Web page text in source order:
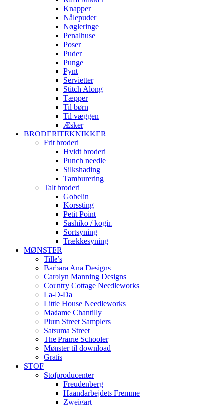
Knapper
Nålepuder
Nøgleringe
Penalhuse
Poser
Puder
Punge
Pynt
Servietter
Stitch Along
Tæpper
Til børn
Til væggen
Æsker
BRODERITEKNIKKER
Frit broderi
Hvidt broderi
Punch needle
Silkshading
Tamburering
Talt broderi
Gobelin
Korssting
Petit Point
Sashiko / kogin
Sortsyning
Trækkesyning
MØNSTER
Tille’s
Barbara Ana Designs
Carolyn Manning Designs
Country Cottage Needleworks
La-D-Da
Little House Needleworks
Madame Chantilly
Plum Street Samplers
Satsuma Street
The Prairie Schooler
Mønster til download
Gratis
STOF
Stofproducenter
Freudenberg
Haandarbejdets Fremme
Zweigart